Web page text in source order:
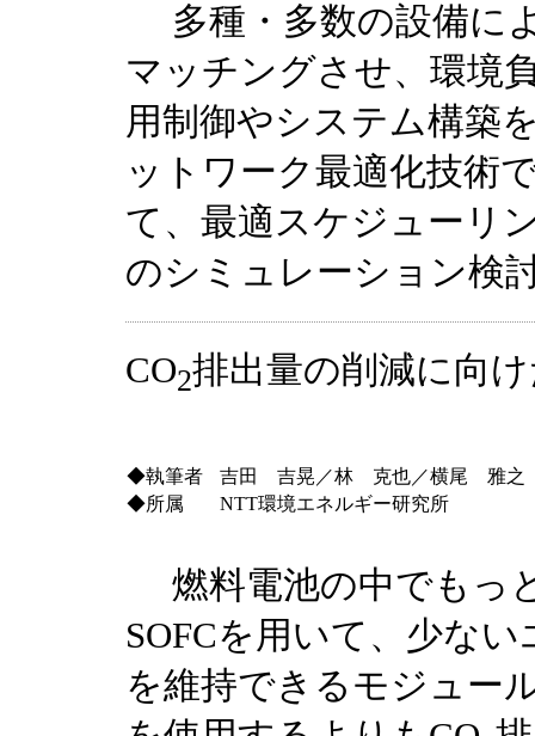
多種・多数の設備に
マッチングさせ、環境
用制御やシステム構築
ットワーク最適化技術
て、最適スケジューリ
のシミュレーション検
CO2排出量の削減に向
◆執筆者
吉田 吉晃／林 克也／横尾 雅之
◆所属
NTT環境エネルギー研究所
燃料電池の中でもっ
SOFCを用いて、少な
を維持できるモジュー